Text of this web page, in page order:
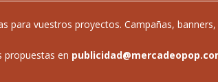
vuestros proyectos. Campañas, banners,
propuestas en